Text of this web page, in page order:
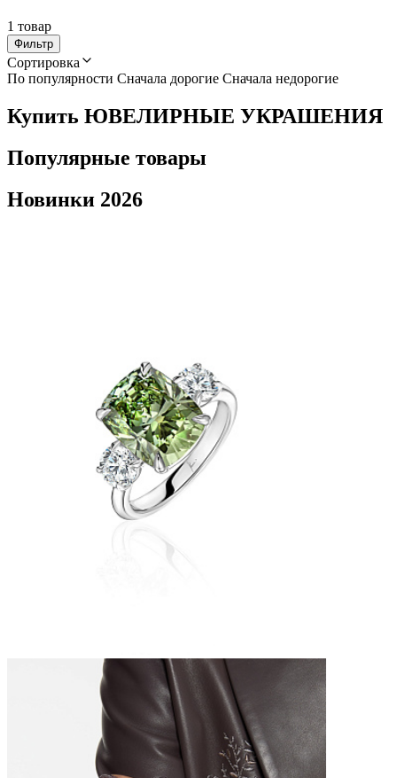
1 товар
Фильтр
Сортировка
По популярности Сначала дорогие Сначала недорогие
Купить ЮВЕЛИРНЫЕ УКРАШЕНИЯ
Популярные товары
Новинки 2026